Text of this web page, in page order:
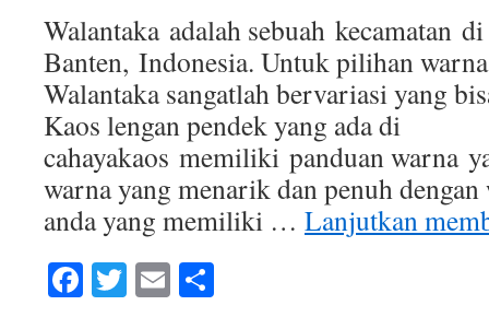
Walantaka adalah sebuah kecamatan
Banten, Indonesia. Untuk pilihan
Walantaka sangatlah bervariasi yang
Kaos lengan pendek yang ada di
cahayakaos memiliki panduan warna
warna yang menarik dan penuh
anda yang memiliki … Lanjutkan
Facebook
Twitter
Email